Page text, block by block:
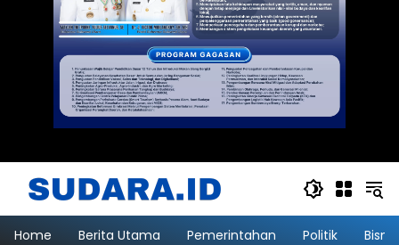
Home Berita Utama Pemerintahan Politik